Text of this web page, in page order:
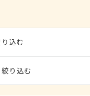
込む
り込む